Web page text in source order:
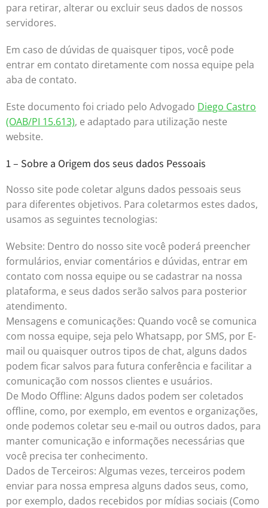
para retirar, alterar ou excluir seus dados de nossos
servidores.
Em caso de dúvidas de quaisquer tipos, você pode
entrar em contato diretamente com nossa equipe pela
aba de contato.
Este documento foi criado pelo Advogado Diego Castro
(OAB/PI 15.613), e adaptado para utilização neste
website.
1 – Sobre a Origem dos seus dados Pessoais
Nosso site pode coletar alguns dados pessoais seus
para diferentes objetivos. Para coletarmos estes dados,
usamos as seguintes tecnologias:
Website: Dentro do nosso site você poderá preencher
formulários, enviar comentários e dúvidas, entrar em
contato com nossa equipe ou se cadastrar na nossa
plataforma, e seus dados serão salvos para posterior
atendimento.
Mensagens e comunicações: Quando você se comunica
com nossa equipe, seja pelo Whatsapp, por SMS, por E-
mail ou quaisquer outros tipos de chat, alguns dados
podem ficar salvos para futura conferência e facilitar a
comunicação com nossos clientes e usuários.
De Modo Offline: Alguns dados podem ser coletados
offline, como, por exemplo, em eventos e organizações,
onde podemos coletar seu e-mail ou outros dados, para
manter comunicação e informações necessárias que
você precisa ter conhecimento.
Dados de Terceiros: Algumas vezes, terceiros podem
enviar para nossa empresa alguns dados seus, como,
por exemplo, dados recebidos por mídias sociais (Como